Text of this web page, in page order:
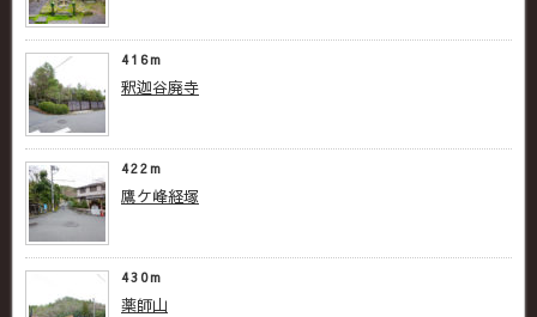
416m
釈迦谷廃寺
422m
鷹ケ峰経塚
430m
薬師山